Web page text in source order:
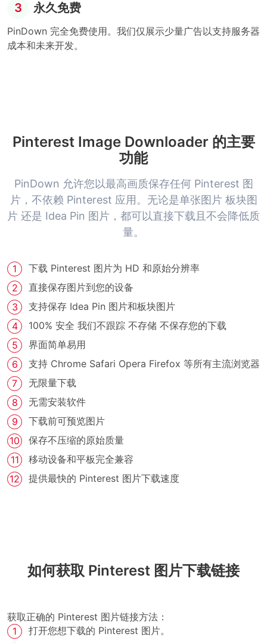
3 永久免费
PinDown 完全免费使用。我们仅展示少量广告以支持服务器
成本和未来开发。
Pinterest Image Downloader 的主要
功能
PinDown 允许您以最高画质保存任何 Pinterest 图
片，不依赖 Pinterest 应用。无论是单张图片 板块图
片 还是 Idea Pin 图片，都可以直接下载且不会降低质
量。
下载 Pinterest 图片为 HD 和原始分辨率
直接保存图片到您的设备
支持保存 Idea Pin 图片和板块图片
100% 安全 我们不跟踪 不存储 不保存您的下载
界面简单易用
支持 Chrome Safari Opera Firefox 等所有主流浏览器
无限量下载
无需安装软件
下载前可预览图片
保存不压缩的原始质量
移动设备和平板完全兼容
提供最快的 Pinterest 图片下载速度
如何获取 Pinterest 图片下载链接
获取正确的 Pinterest 图片链接方法：
打开您想下载的 Pinterest 图片。